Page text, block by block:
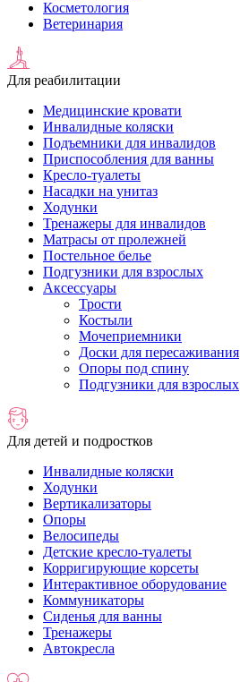
Косметология
Ветеринария
Для реабилитации
Медицинские кровати
Инвалидные коляски
Подъемники для инвалидов
Приспособления для ванны
Кресло-туалеты
Насадки на унитаз
Ходунки
Тренажеры для инвалидов
Матрасы от пролежней
Постельное белье
Подгузники для взрослых
Аксессуары
Трости
Костыли
Мочеприемники
Доски для пересаживания
Опоры под спину
Подгузники для взрослых
Для детей и подростков
Инвалидные коляски
Ходунки
Вертикализаторы
Опоры
Велосипеды
Детские кресло-туалеты
Корригирующие корсеты
Интерактивное оборудование
Коммуникаторы
Сиденья для ванны
Тренажеры
Автокресла